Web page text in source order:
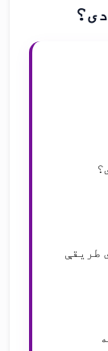
طریقې